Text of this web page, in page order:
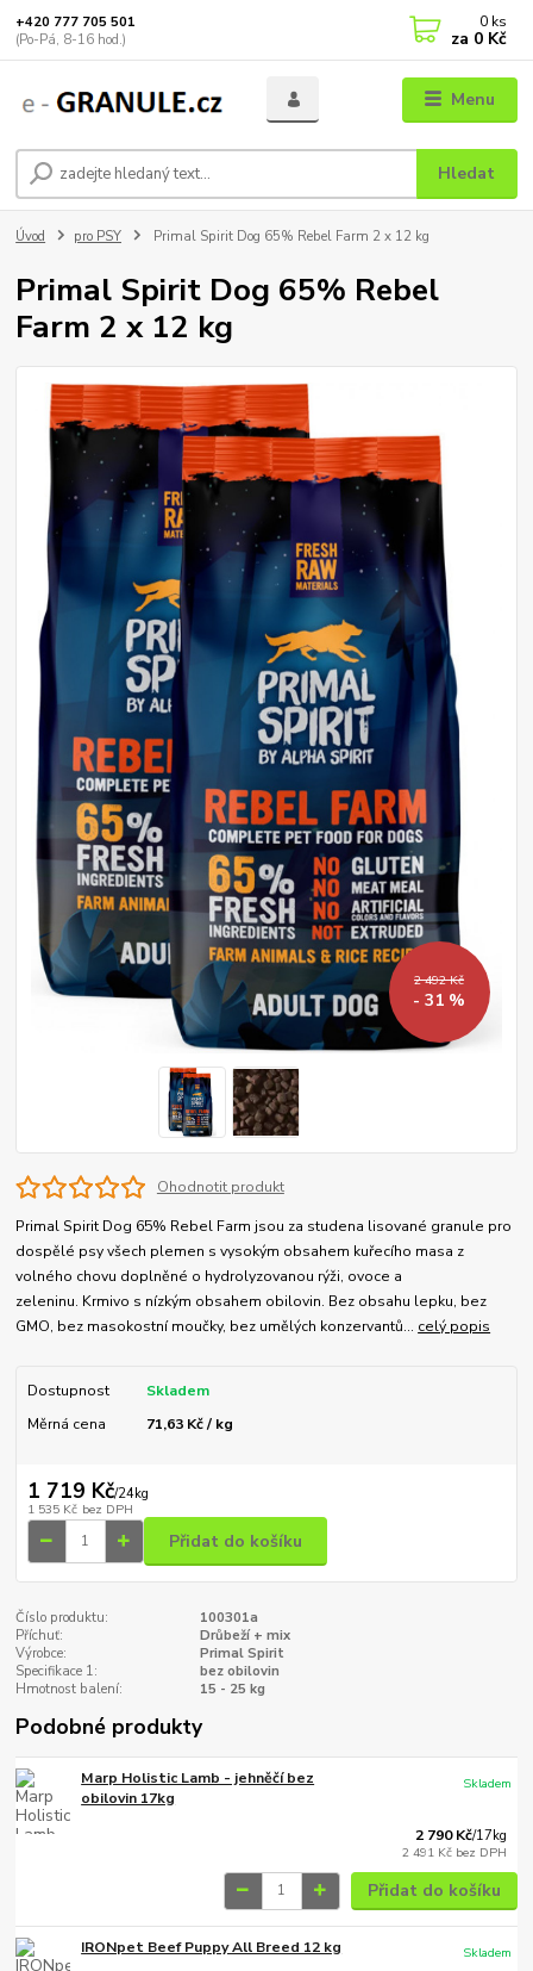
Menu
Hledat
+420 777 705 501
(Po-Pá, 8-16 hod.)
0 ks
za 0 Kč
Úvod pro PSY Primal Spirit Dog 65% Rebel Farm 2 x 12 kg
Primal Spirit Dog 65% Rebel
Farm 2 x 12 kg
2 492 Kč
- 31 %
Ohodnotit produkt
Primal Spirit Dog 65% Rebel Farm jsou za studena lisované granule pro
dospělé psy všech plemen s vysokým obsahem kuřecího masa z
volného chovu doplněné o hydrolyzovanou rýži, ovoce a
zeleninu. Krmivo s nízkým obsahem obilovin. Bez obsahu lepku, bez
GMO, bez masokostní moučky, bez umělých konzervantů... celý popis
Dostupnost
Skladem
Měrná cena
71,63 Kč / kg
1 719 Kč/24kg
1 535 Kč bez DPH
Přidat do košíku
Číslo produktu:
100301a
Příchuť:
Drůbeží + mix
Výrobce:
Primal Spirit
Specifikace 1:
bez obilovin
Hmotnost balení:
15 - 25 kg
Podobné produkty
Marp Holistic Lamb - jehněčí bez
obilovin 17kg
2 790 Kč/17kg
2 491 Kč bez DPH
Skladem
Přidat do košíku
IRONpet Beef Puppy All Breed 12 kg
Skladem